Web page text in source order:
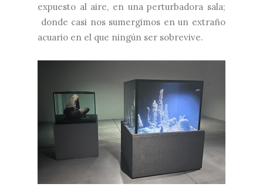
expuesto al aire, en una perturbadora sala;
donde casi nos sumergimos en un extraño
acuario en el que ningún ser sobrevive.